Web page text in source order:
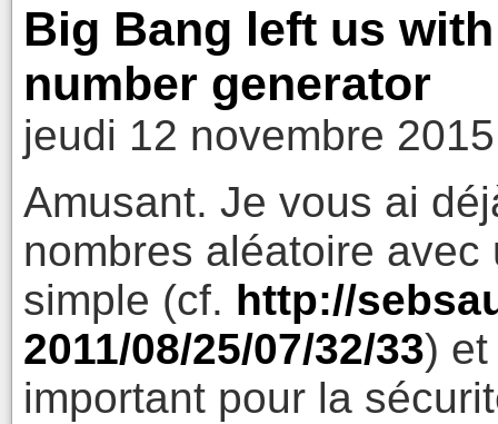
Big Bang left us
number generator
jeudi 12 novembre
Amusant. Je vous ai
nombres aléatoire
simple (cf. http://
2011/08/25/07/32/33)
important pour la